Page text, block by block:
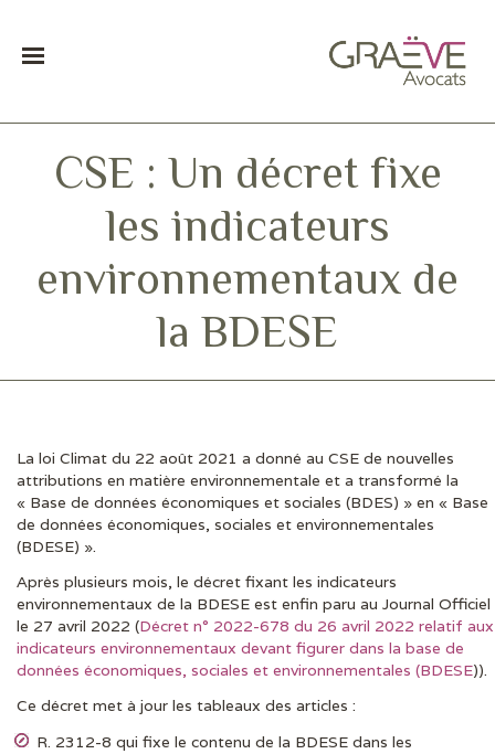
CSE : Un décret fixe
les indicateurs
environnementaux de
la BDESE
La loi Climat du 22 août 2021 a donné au CSE de nouvelles
attributions en matière environnementale et a transformé la
« Base de données économiques et sociales (BDES) » en « Base
de données économiques, sociales et environnementales
(BDESE) ».
Après plusieurs mois, le décret fixant les indicateurs
environnementaux de la BDESE est enfin paru au Journal Officiel
le 27 avril 2022 (Décret n° 2022-678 du 26 avril 2022 relatif aux
indicateurs environnementaux devant figurer dans la base de
données économiques, sociales et environnementales (BDESE)).
Ce décret met à jour les tableaux des articles :
R. 2312-8 qui fixe le contenu de la BDESE dans les
DERNIÈRES ACTUS